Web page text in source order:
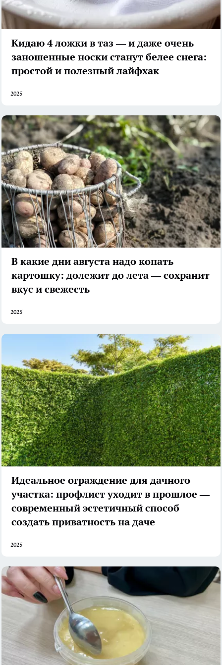
Кидаю 4 ложки в таз — и даже очень
заношенные носки станут белее снега:
простой и полезный лайфхак
2025
В какие дни августа надо копать
картошку: долежит до лета — сохранит
вкус и свежесть
2025
Идеальное ограждение для дачного
участка: профлист уходит в прошлое —
современный эстетичный способ
создать приватность на даче
2025